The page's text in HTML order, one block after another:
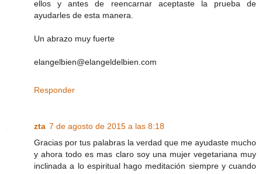
ellos y antes de reencarnar aceptaste la prueba de
ayudarles de esta manera.
Un abrazo muy fuerte
elangelbien@elangeldelbien.com
Responder
zta 7 de agosto de 2015 a las 8:18
Gracias por tus palabras la verdad que me ayudaste mucho
y ahora todo es mas claro soy una mujer vegetariana muy
inclinada a lo espiritual hago meditación siempre y cuando